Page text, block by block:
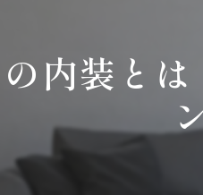
家づくりの基礎知識
内装と